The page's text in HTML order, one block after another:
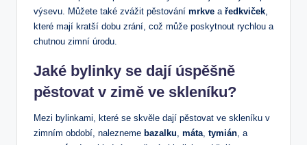
výsevu. Můžete také zvážit pěstování mrkve a ředkviček,
které mají kratší dobu zrání, což může poskytnout rychlou a
chutnou zimní úrodu.
Jaké bylinky se dají úspěšně
pěstovat v zimě ve skleníku?
Mezi bylinkami, které se skvěle dají pěstovat ve skleníku v
zimním období, nalezneme bazalku, máta, tymián, a